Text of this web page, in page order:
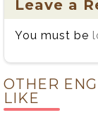
Leave a
You must be
OTHER
LIKE